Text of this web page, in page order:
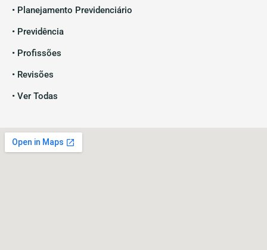
• Planejamento Previdenciário
• Previdência
• Profissões
• Revisões
• Ver Todas